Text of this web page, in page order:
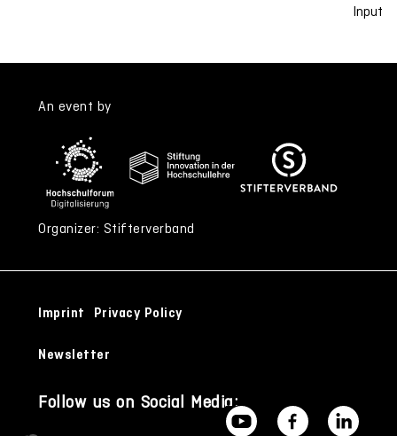
Input
An event by
Organizer: Stifterverband
Imprint Privacy Policy
Newsletter
Follow us on Social Media: